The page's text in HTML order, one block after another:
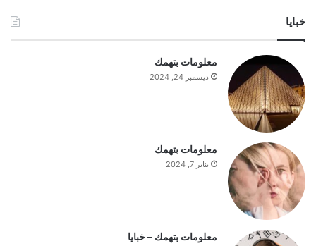
ي
ع
ب
ا
ل
ه
ي
م
خبايا
معلومات بتهمك
ديسمبر 24, 2024
معلومات بتهمك
يناير 7, 2024
معلومات بتهمك – خبايا